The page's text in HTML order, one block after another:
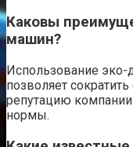
Каковы
машин?
Использование
позволяет
репутацию
нормы.